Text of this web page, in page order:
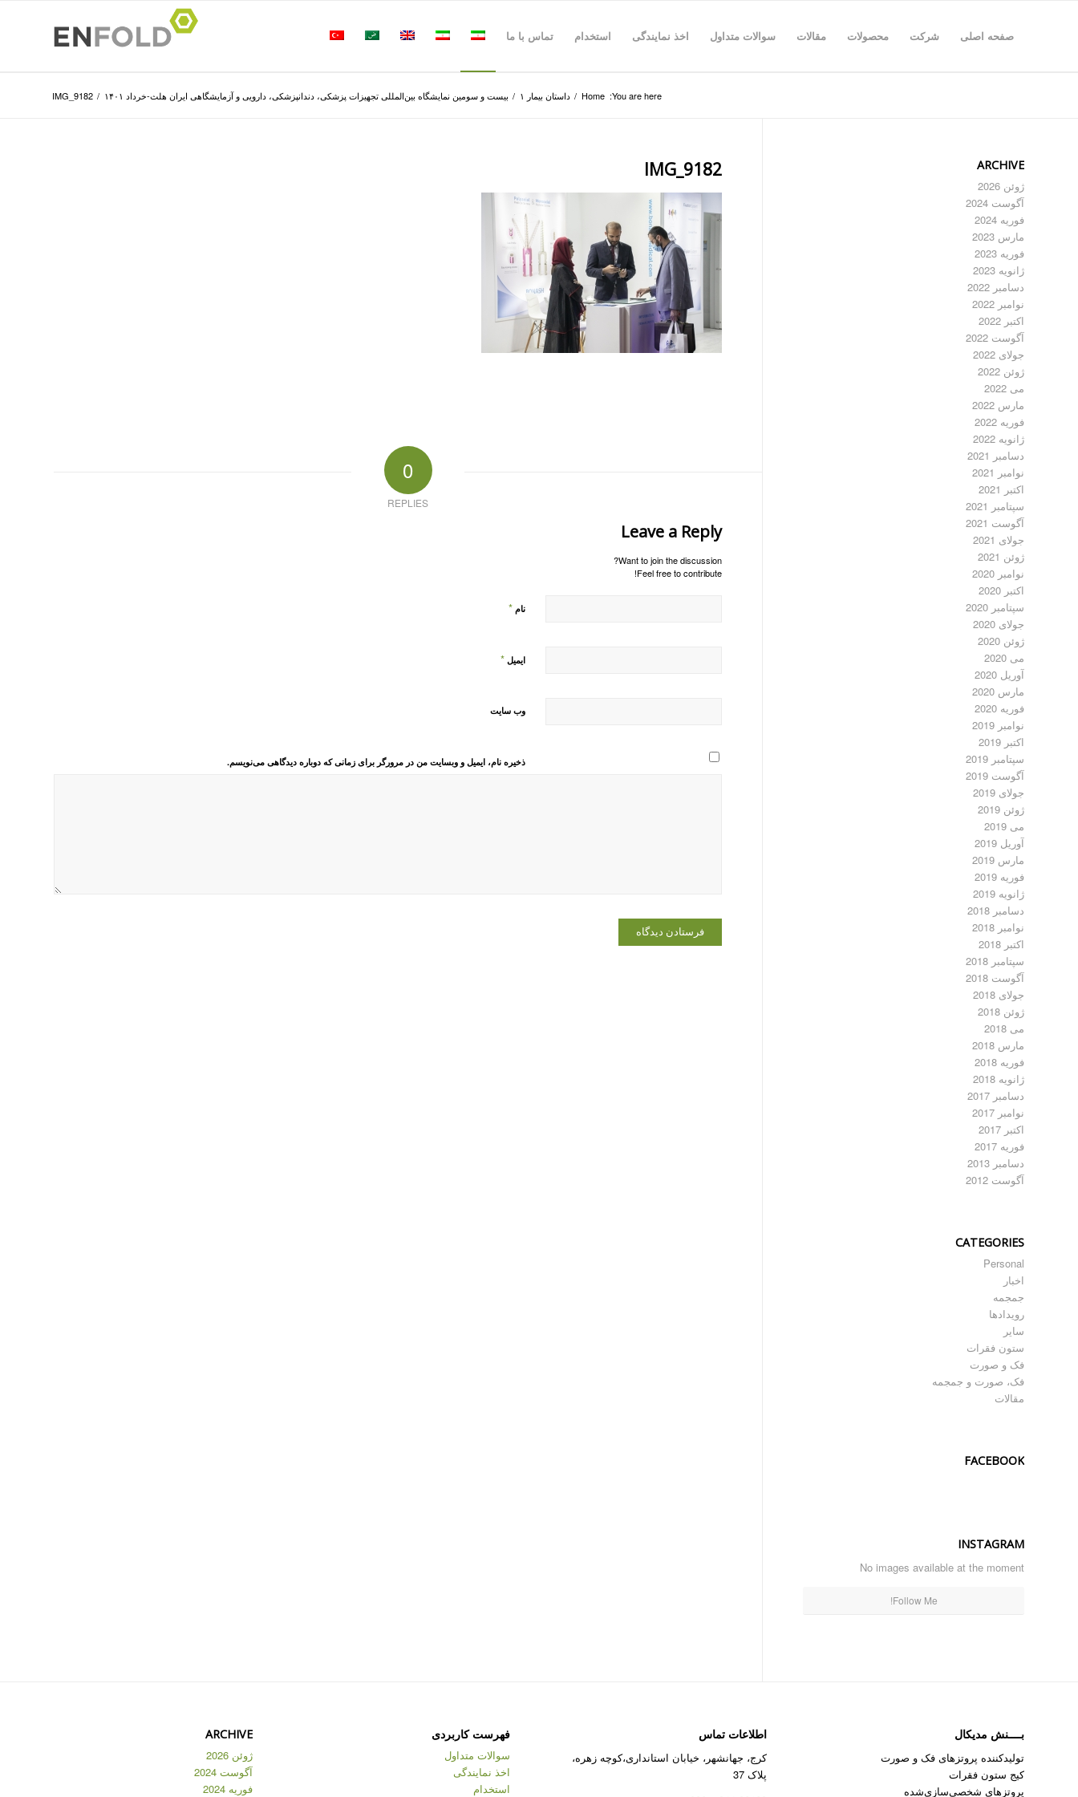
صفحه اصلی شرکت محصولات مقالات سوالات متداول اخذ نمایندگی استخدام تماس با ما
You are here:
Home
/ داستان بیمار ۱ / بیست و سومین نمایشگاه بین‌المللی تجهیزات پزشکی، دندانپزشکی، دارویی و آزمایشگاهی ایران هلث-خرداد ۱۴۰۱ /
IMG_9182
IMG_9182
0
REPLIES
Leave a Reply
Want to join the discussion?
Feel free to contribute!
نام *
ایمیل *
وب‌ سایت
ذخیره نام، ایمیل و وبسایت من در مرورگر برای زمانی که دوباره دیدگاهی می‌نویسم.
ARCHIVE
ژوئن 2026
آگوست 2024
فوریه 2024
مارس 2023
فوریه 2023
ژانویه 2023
دسامبر 2022
نوامبر 2022
اکتبر 2022
آگوست 2022
جولای 2022
ژوئن 2022
می 2022
مارس 2022
فوریه 2022
ژانویه 2022
دسامبر 2021
نوامبر 2021
اکتبر 2021
سپتامبر 2021
آگوست 2021
جولای 2021
ژوئن 2021
نوامبر 2020
اکتبر 2020
سپتامبر 2020
جولای 2020
ژوئن 2020
می 2020
آوریل 2020
مارس 2020
فوریه 2020
نوامبر 2019
اکتبر 2019
سپتامبر 2019
آگوست 2019
جولای 2019
ژوئن 2019
می 2019
آوریل 2019
مارس 2019
فوریه 2019
ژانویه 2019
دسامبر 2018
نوامبر 2018
اکتبر 2018
سپتامبر 2018
آگوست 2018
جولای 2018
ژوئن 2018
می 2018
مارس 2018
فوریه 2018
ژانویه 2018
دسامبر 2017
نوامبر 2017
اکتبر 2017
فوریه 2017
دسامبر 2013
آگوست 2012
CATEGORIES
Personal
اخبار
جمجمه
رویدادها
سایر
ستون فقرات
فک و صورت
فک، صورت و جمجمه
مقالات
FACEBOOK
INSTAGRAM
No images available at the moment
Follow Me!
بــــنش مدیکال
تولیدکننده پروتزهای فک و صورت
کیج ستون فقرات
پروتزهای شخصی‌سازی‌شده
اطلاعات تماس
کرج، جهانشهر، خیابان استانداری،کوچه زهره،
پلاک 37
فهرست کاربردی
سوالات متداول
اخذ نمایندگی
استخدام
ARCHIVE
ژوئن 2026
آگوست 2024
فوریه 2024